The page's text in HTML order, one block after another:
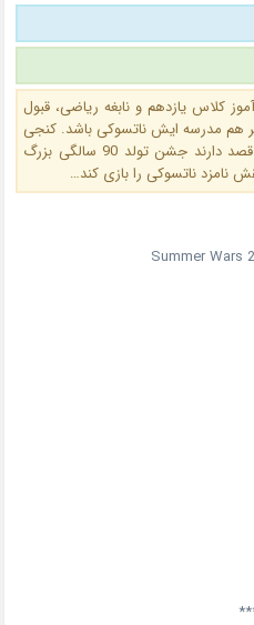
کلاس یازدهم و نابغه ریاضی، قبول
هم مدرسه ایش ناتسوکی باشد. کنجی
متوجه می شود که خانواده ناتسوکی قصد دارند جشن تولد 90 سالگی بزرگ
نامزد ناتسوکی را بازی کند…